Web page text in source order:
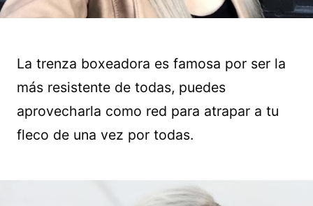
La trenza boxeadora es famosa por ser la
más resistente de todas, puedes
aprovecharla como red para atrapar a tu
fleco de una vez por todas.